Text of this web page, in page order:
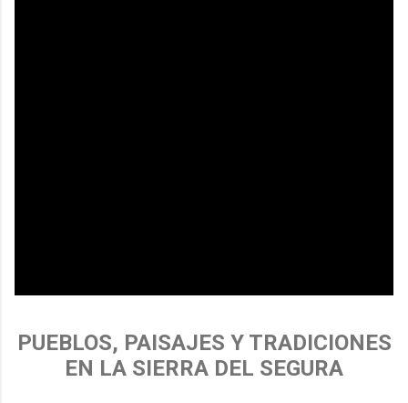
PUEBLOS, PAISAJES Y TRADICIONES
EN LA SIERRA DEL SEGURA